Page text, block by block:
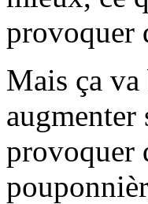
provoquer
Mais ça
provoquer